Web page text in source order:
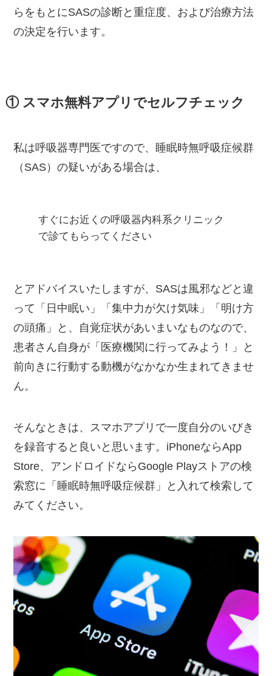
らをもとにSASの診断と重症度、および治療方法
の決定を行います。
① スマホ無料アプリでセルフチェック
私は呼吸器専門医ですので、睡眠時無呼吸症候群
（SAS）の疑いがある場合は、
すぐにお近くの呼吸器内科系クリニック
で診てもらってください
とアドバイスいたしますが、SASは風邪などと違
って「日中眠い」「集中力が欠け気味」「明け方
の頭痛」と、自覚症状があいまいなものなので、
患者さん自身が「医療機関に行ってみよう！」と
前向きに行動する動機がなかなか生まれてきませ
ん。
そんなときは、スマホアプリで一度自分のいびき
を録音すると良いと思います。iPhoneならApp
Store、アンドロイドならGoogle Playストアの検
索窓に「睡眠時無呼吸症候群」と入れて検索して
みてください。